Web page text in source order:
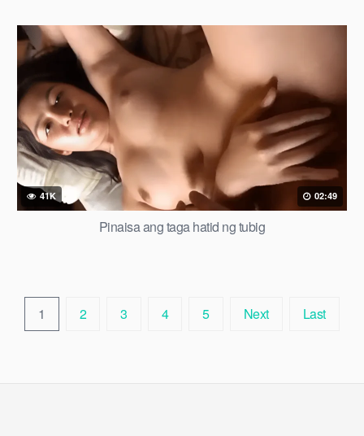
41K 02:49
Pinaisa ang taga hatid ng tubig
1 2 3 4 5 Next Last